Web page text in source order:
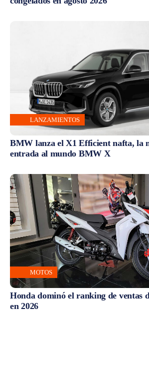
LANZAMIENTOS
BMW lanza el X1 Efficient nafta, la
entrada al mundo BMW X
MOTOS
Honda dominó el ranking de ventas
en 2026